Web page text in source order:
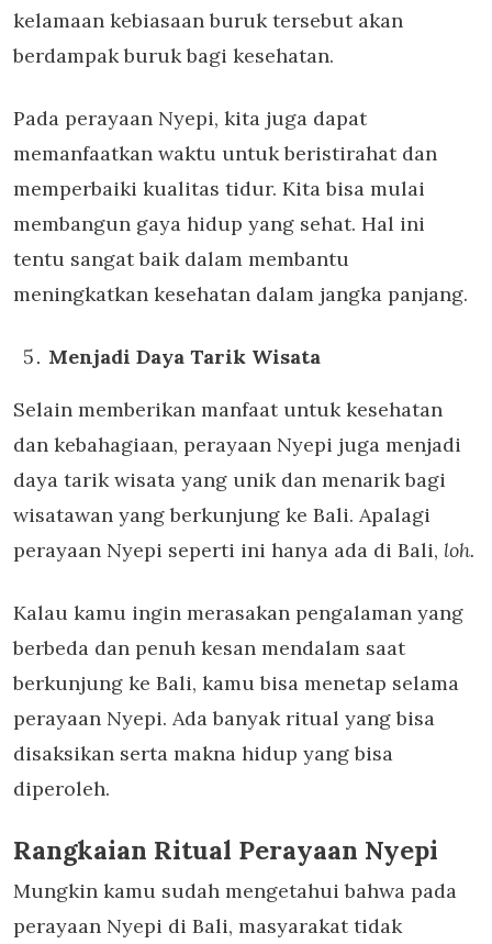
kelamaan kebiasaan buruk tersebut akan
berdampak buruk bagi kesehatan.
Pada perayaan Nyepi, kita juga dapat
memanfaatkan waktu untuk beristirahat dan
memperbaiki kualitas tidur. Kita bisa mulai
membangun gaya hidup yang sehat. Hal ini
tentu sangat baik dalam membantu
meningkatkan kesehatan dalam jangka panjang.
Menjadi Daya Tarik Wisata
Selain memberikan manfaat untuk kesehatan
dan kebahagiaan, perayaan Nyepi juga menjadi
daya tarik wisata yang unik dan menarik bagi
wisatawan yang berkunjung ke Bali. Apalagi
perayaan Nyepi seperti ini hanya ada di Bali, loh.
Kalau kamu ingin merasakan pengalaman yang
berbeda dan penuh kesan mendalam saat
berkunjung ke Bali, kamu bisa menetap selama
perayaan Nyepi. Ada banyak ritual yang bisa
disaksikan serta makna hidup yang bisa
diperoleh.
Rangkaian Ritual Perayaan Nyepi
Mungkin kamu sudah mengetahui bahwa pada
perayaan Nyepi di Bali, masyarakat tidak